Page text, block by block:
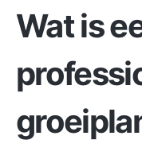
Wat is